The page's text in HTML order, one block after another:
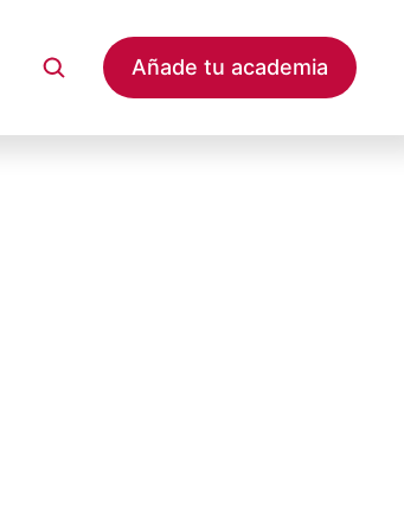
Añade tu academia